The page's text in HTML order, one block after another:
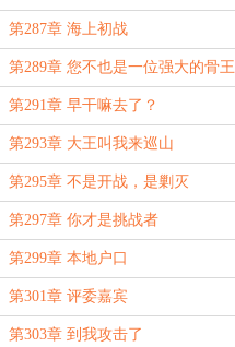
第287章 海上初战
第289章 您不也是一位强大的骨王
吗？
第291章 早干嘛去了？
第293章 大王叫我来巡山
第295章 不是开战，是剿灭
第297章 你才是挑战者
第299章 本地户口
第301章 评委嘉宾
第303章 到我攻击了